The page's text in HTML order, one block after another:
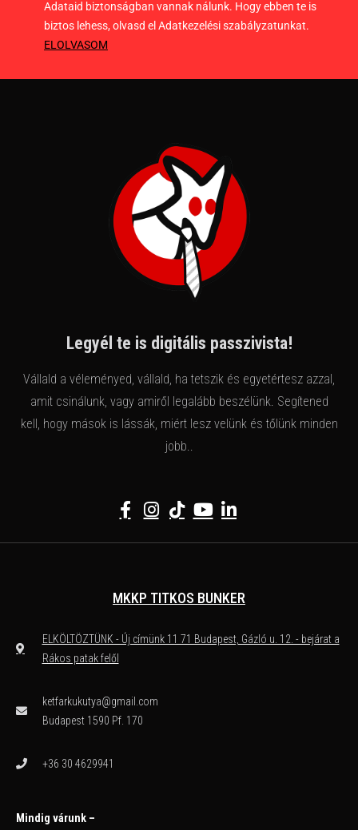
Adataid biztonságban vannak nálunk. Hogy ebben te is
biztos lehess, olvasd el Adatkezelési szabályzatunkat.
ELOLVASOM
Legyél te is digitális passzivista!
Vállald a véleményed, vállald, ha tetszik és egyetértesz azzal,
amit csinálunk, vagy amiről legalább beszélünk. Segítened
kell, hogy mások is lássák, miért lesz velünk és tőlünk minden
jobb..
MKKP TITKOS BUNKER
ELKÖLTÖZTÜNK - Új címünk 11 71 Budapest, Gázló u. 12. - bejárat a
Rákos patak felől
ketfarkukutya@gmail.com
Budapest 1590 Pf. 170
+36 30 4629941
Mindig várunk –